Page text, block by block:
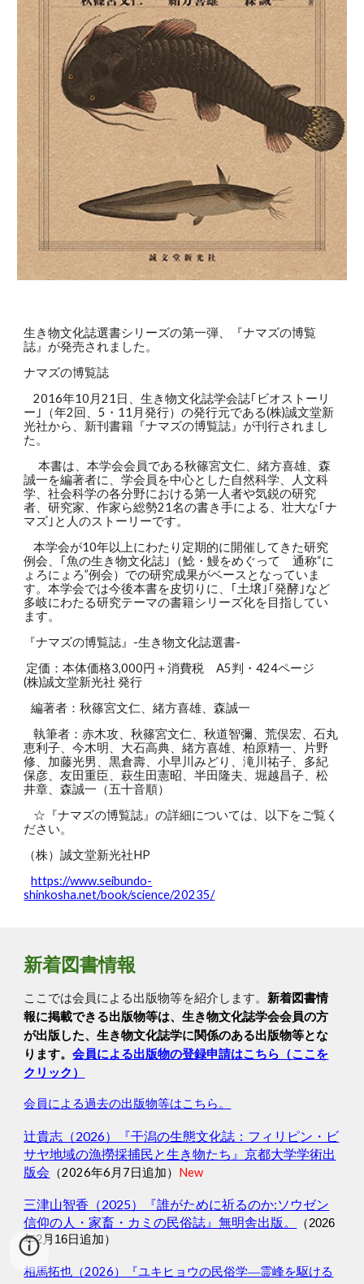
生き物文化誌選書シリーズの第一弾、『ナマズの博覧
誌』が発売されました。
ナマズの博覧誌
2016年10月21日、生き物文化誌学会誌｢ビオストーリ
ー｣（年2回、5・11月発行）の発行元である(株)誠文堂新
光社から、新刊書籍『ナマズの博覧誌』が刊行されまし
た。
本書は、本学会会員である秋篠宮文仁、緒方喜雄、森
誠一を編著者に、学会員を中心とした自然科学、人文科
学、社会科学の各分野における第一人者や気鋭の研究
者、研究家、作家ら総勢21名の書き手による、壮大な｢ナ
マズ｣と人のストーリーです。
本学会が10年以上にわたり定期的に開催してきた研究
例会、｢魚の生き物文化誌｣（鯰・鰻をめぐって 通称“に
ょろにょろ”例会）での研究成果がベースとなっていま
す。本学会では今後本書を皮切りに、｢土壌｣｢発酵｣など
多岐にわたる研究テーマの書籍シリーズ化を目指してい
ます。
『ナマズの博覧誌』-生き物文化誌選書-
定価：本体価格3,000円＋消費税 A5判・424ページ
(株)誠文堂新光社 発行
編著者：秋篠宮文仁、緒方喜雄、森誠一
執筆者：赤木攻、秋篠宮文仁、秋道智彌、荒俣宏、石丸
恵利子、今木明、大石高典、緒方喜雄、柏原精一、片野
修、加藤光男、黒倉壽、小早川みどり、滝川祐子、多紀
保彦、友田重臣、萩生田憲昭、半田隆夫、堀越昌子、松
井章、森誠一（五十音順）
☆『ナマズの博覧誌』の詳細については、以下をご覧く
ださい。
（株）誠文堂新光社HP
https://www.seibundo-
shinkosha.net/book/science/20235/
新着図書情報
ここでは会員による出版物等を紹介します。 新着図書情
報に掲載できる出版物等は、生き物文化誌学会会員の方
が出版した、生き物文化誌学に関係のある出版物等とな
ります。会員による出版物の登録申請はこちら（ここを
クリック）
会員による過去の出版物等はこちら。
辻貴志（2026）『干潟の生態文化誌：フィリピン・ビ
サヤ地域の漁撈採捕民と生き物たち』京都大学学術出
版会 （2026年6月7日追加） New
三津山智香（2025）『誰がために祈るのか:ソウゼン
信仰の人・家畜・カミの民俗誌』無明舎出版。
（2026
年2月16日追加）
相馬拓也（2026）『ユキヒョウの民俗学―霊峰を駆ける